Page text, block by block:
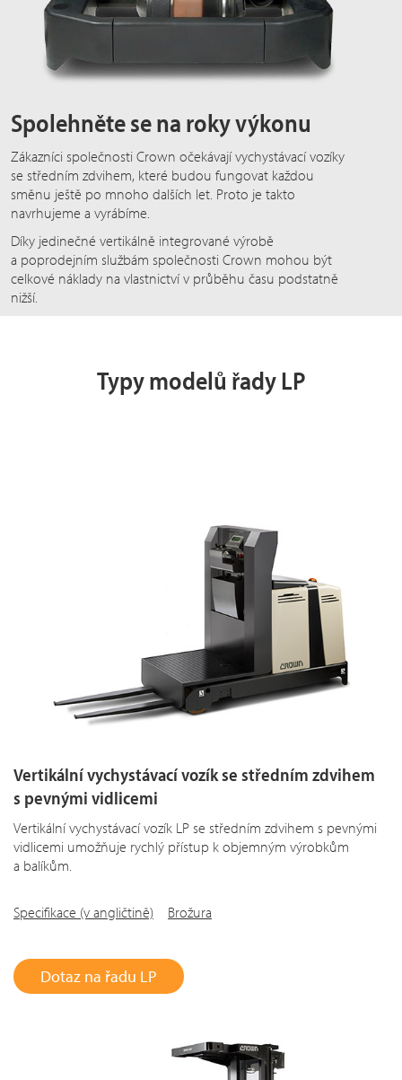
Spolehněte se na roky výkonu
Zákazníci společnosti Crown očekávají vychystávací vozíky
se středním zdvihem, které budou fungovat každou
směnu ještě po mnoho dalších let. Proto je takto
navrhujeme a vyrábíme.
Díky jedinečné vertikálně integrované výrobě
a poprodejním službám společnosti Crown mohou být
celkové náklady na vlastnictví v průběhu času podstatně
nižší.
Typy modelů řady LP
Vertikální vychystávací vozík se středním zdvihem
s pevnými vidlicemi
Vertikální vychystávací vozík LP se středním zdvihem s pevnými
vidlicemi umožňuje rychlý přístup k objemným výrobkům
a balíkům.
Specifikace (v angličtině) Brožura
Dotaz na řadu LP